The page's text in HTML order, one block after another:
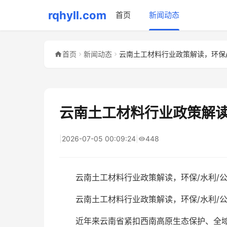
rqhyll.com 首页 新闻动态
首页 新闻动态
云南土工材料行业政策解
2026-07-05 00:09:24 448
云南土工材料行业政策解读，环保/水利/
云南土工材料行业政策解读，环保/水利/
近年来云南省紧扣西南高原生态保护、全